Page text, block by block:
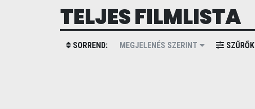
TELJES FILMLISTA
SORREND: MEGJELENÉS SZERINT